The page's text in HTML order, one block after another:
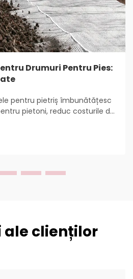
Drumuri Pentru Pies:
pentru pietriș îmbunătățesc
pietoni, reduc costurile de
și întreținere pentru o
ale clienților